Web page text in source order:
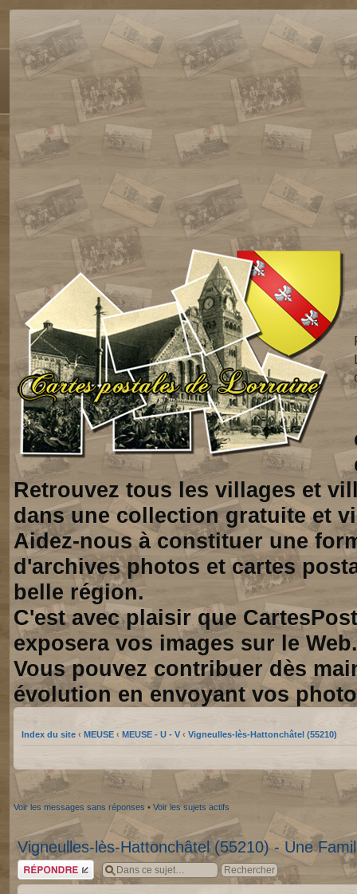
Retrouvez tous les villages et
dans une collection gratuite et
Aidez-nous à constituer une
d'archives photos et cartes
belle région.
C'est avec plaisir que
exposera vos images sur le Web.
Vous pouvez contribuer dès
évolution en envoyant vos
Index du site ‹ MEUSE ‹ MEUSE - U - V ‹ Vigneulles-lès-Hattonchâtel (55210)
Voir les messages sans réponses • Voir les sujets actifs
Vigneulles-lès-Hattonchâtel (55210) - Une
Répondre